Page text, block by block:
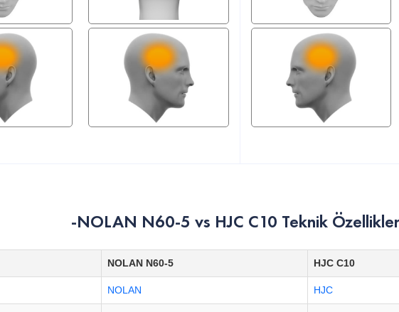
-NOLAN N60-5 vs HJC C10 Teknik
NOLAN N60-5 HJC C10
NOLAN HJC